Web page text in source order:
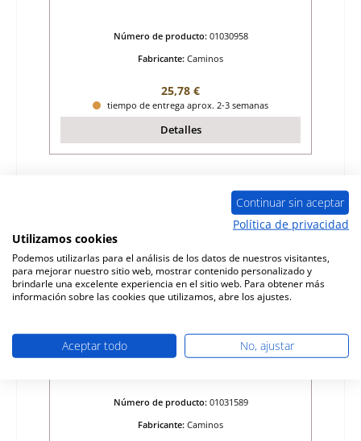
Número de producto: 01030958
Fabricante: Caminos
Precio normal:
25,78 €
tiempo de entrega aprox. 2-3 semanas
Detalles
Caminos Osiris forro de la cámara de
Número de producto: 01031589
Fabricante: Caminos
Continuar sin aceptar
Política de privacidad
Utilizamos cookies
Podemos utilizarlas para el análisis de los datos de nuestros visitantes,
para mejorar nuestro sitio web, mostrar contenido personalizado y
brindarle una excelente experiencia en el sitio web. Para obtener más
información sobre las cookies que utilizamos, abre los ajustes.
Aceptar todo No, ajustar